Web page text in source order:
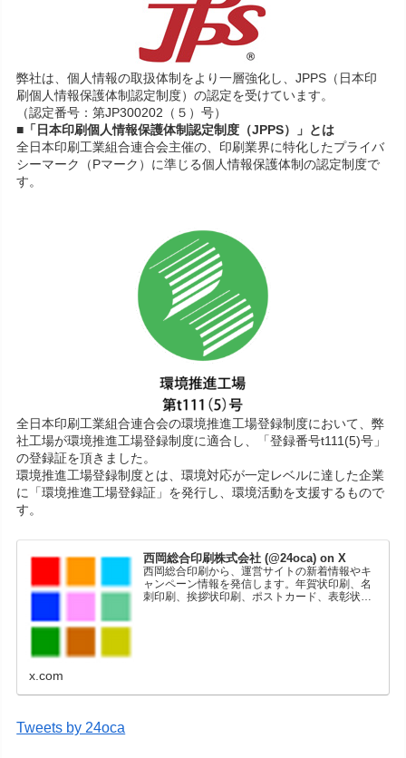
弊社は、個人情報の取扱体制をより一層強化し、JPPS（日本印
刷個人情報保護体制認定制度）の認定を受けています。
（認定番号：第JP300202（５）号）
■「日本印刷個人情報保護体制認定制度（JPPS）」とは
全日本印刷工業組合連合会主催の、印刷業界に特化したプライバ
シーマーク（Pマーク）に準じる個人情報保護体制の認定制度で
す。
全日本印刷工業組合連合会の環境推進工場登録制度において、弊
社工場が環境推進工場登録制度に適合し、「登録番号t111(5)号」
の登録証を頂きました。
環境推進工場登録制度とは、環境対応が一定レベルに達した企業
に「環境推進工場登録証」を発行し、環境活動を支援するもので
す。
西岡総合印刷株式会社 (@24oca) on X
西岡総合印刷から、運営サイトの新着情報やキ
ャンペーン情報を発信します。年賀状印刷、名
刺印刷、挨拶状印刷、ポストカード、表彰状印
x.com
Tweets by 24oca